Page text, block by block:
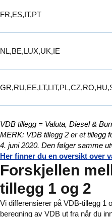
FR,ES,IT,PT
NL,BE,LUX,UK,IE
VDB tillegg = Valuta, Diesel &
MERK: VDB tillegg 2 er et tillegg
4. juni 2020. Den følger samme
Her finner du en oversikt over
Forskjellen
tillegg 1 og 2
Vi differensierer på VDB-tillegg 1
beregning av VDB ut fra når du